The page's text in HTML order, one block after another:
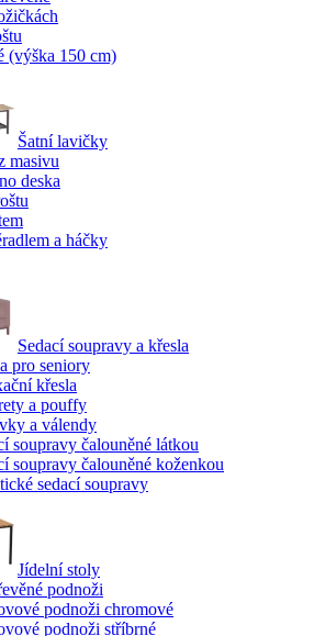
(výška 150 cm)
Šatní lavičky
masivu
deska
a háčky
Sedací soupravy a křesla
pro seniory
křesla
a pouffy
a válendy
soupravy čalouněné látkou
soupravy čalouněné koženkou
sedací soupravy
Jídelní stoly
podnoži
podnoži chromové
podnoži stříbrné